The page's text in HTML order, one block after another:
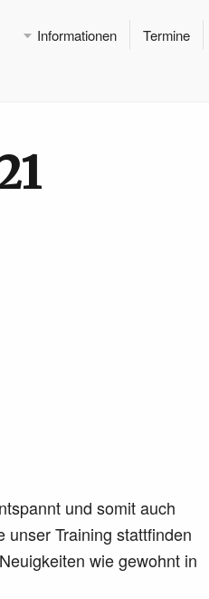
Informationen Termine
und somit auch
unser Training stattfinden
wie gewohnt in